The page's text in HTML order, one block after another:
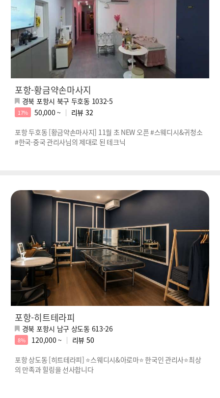
포항-황금약손마사지
경북 포항시 북구 두호동 1032-5
17% 50,000 ~ 리뷰 32
포항 두호동 [황금약손마사지] 11월 초 NEW 오픈 #스웨디시&귀청소
#한국·중국 관리사님의 제대로 된 테크닉
포항-히트테라피
경북 포항시 남구 상도동 613-26
8% 120,000 ~ 리뷰 50
포항 상도동 [히트테라피] ⭐스웨디시&아로마⭐ 한국인 관리사⭐최상
의 만족과 힐링을 선사합니다